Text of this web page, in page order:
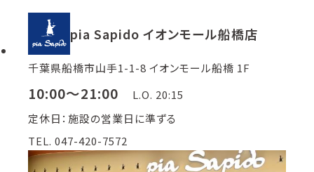
pia Sapido イオンモール船橋店
千葉県船橋市山手1-1-8 イオンモール船橋 1F
10:00～21:00
L.O. 20:15
定休日：施設の営業日に準ずる
TEL. 047-420-7572